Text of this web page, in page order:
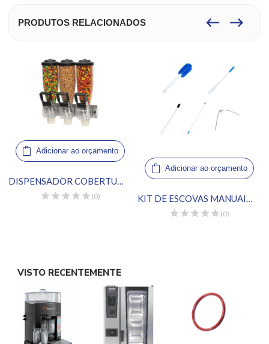
PRODUTOS RELACIONADOS
Adicionar ao orçamento
DISPENSADOR COBERTURA SOLIDA TRIPLO 1/4 A 2 OZ (2L) PAREDE
(0)
Adicionar ao orçamento
(0)
VISTO RECENTEMENTE